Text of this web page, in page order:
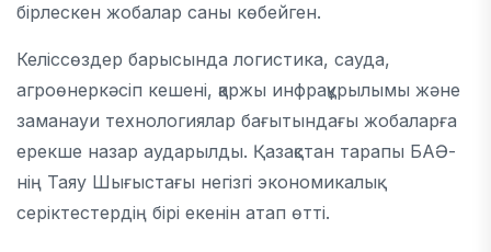
бірлескен жобалар саны көбейген.
Келіссөздер барысында логистика, сауда,
агроөнеркәсіп кешені, қаржы инфрақұрылымы және
заманауи технологиялар бағытындағы жобаларға
ерекше назар аударылды. Қазақстан тарапы БАӘ-
нің Таяу Шығыстағы негізгі экономикалық
серіктестердің бірі екенін атап өтті.